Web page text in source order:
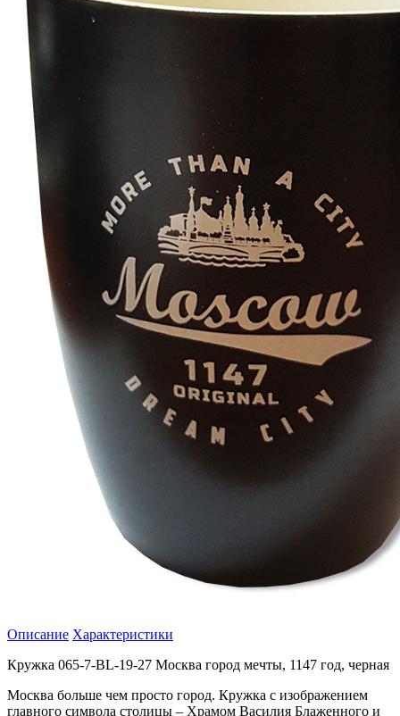
Описание Характеристики
Кружка 065-7-BL-19-27 Москва город мечты, 1147 год, черная
Москва больше чем просто город. Кружка с изображением
главного символа столицы – Храмом Василия Блаженного и